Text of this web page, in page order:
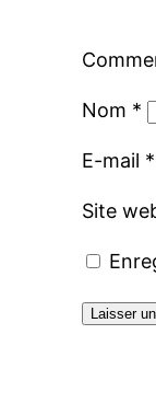
Nom *
E-mail *
Site